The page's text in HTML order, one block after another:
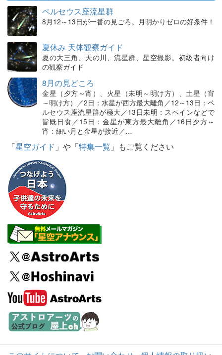
ペルセウス座流星群
8月12～13日が一番の見ごろ。月明かりゼロの好条件！
夏休み 天体観察ガイド
夏の大三角、天の川、流星群、星空撮影。初級者向け
の観察ガイド
8月の見どころ
金星（夕方～宵）、火星（未明～明け方）、土星（宵
～明け方）／2日：水星が西方最大離角／12～13日：ペ
ルセウス座流星群が極大／13日未明：スペインなどで
皆既日食／15日：金星が東方最大離角／16日夕方～
宵：細い月と金星が接近／…
「星空ガイド 」や「特集一覧 」もご覧ください